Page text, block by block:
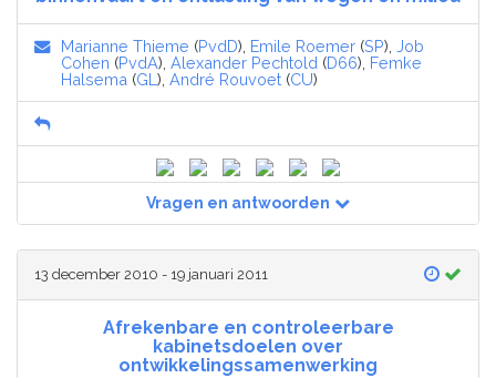
Marianne Thieme (PvdD), Emile Roemer (SP), Job
Cohen (PvdA), Alexander Pechtold (D66), Femke
Halsema (GL ), André Rouvoet (CU)
Vragen en antwoorden
13 december 2010 - 19 januari 2011
Afrekenbare en controleerbare
kabinetsdoelen over
ontwikkelingssamenwerking